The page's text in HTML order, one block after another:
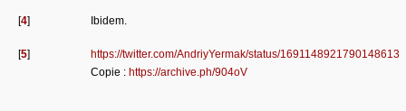
[4] Ibidem.
[5]
https://twitter.com/AndriyYermak/status/1691148921790148613
Copie : https://archive.ph/904oV